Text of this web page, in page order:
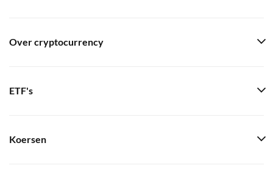
Over cryptocurrency
ETF's
Koersen